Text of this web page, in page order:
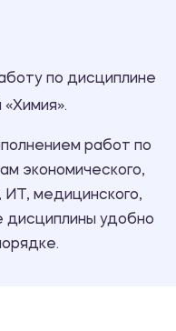
по дисциплине
«Химия».
работ по
экономического,
ИТ, медицинского,
дисциплины удобно